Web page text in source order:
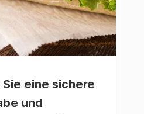
eine sichere
und